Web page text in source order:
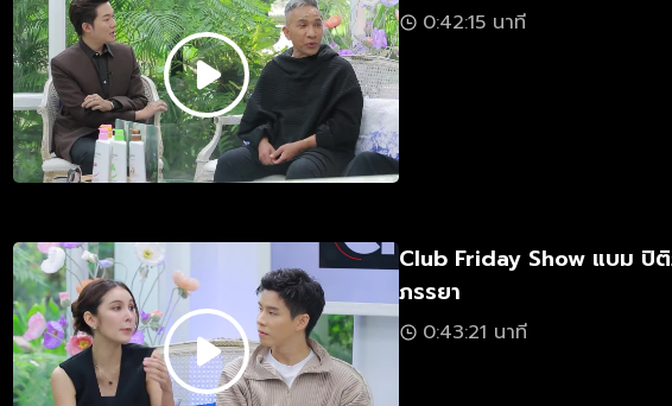
0:42:15 นาที
Club Friday Show แบม ปิ
ภรรยา
0:43:21 นาที